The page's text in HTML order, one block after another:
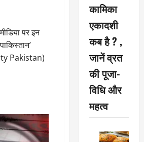
पर इन
Pakistan)
कामिका
एकादशी
कब है ? ,
जानें व्रत
की पूजा-
विधि और
महत्व